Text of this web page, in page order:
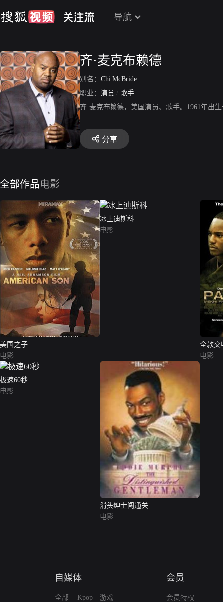
导航
齐·麦克布赖德
别名： Chi McBride
职业： 演员 / 歌手
齐·麦克布赖德，美国演员、歌手。1961年出
分享
全部作品电影
美国之子
电影
冰上迪斯科
电影
全款交
电影
极速60秒
电影
滑头绅士闯通关
电影
自媒体
全部
Kpop
游戏
会员
会员特权